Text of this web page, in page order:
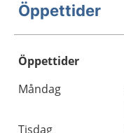
Öppettider
Öppettider
Dag
Öppettider
Kommentarer
Måndag
Tisdag